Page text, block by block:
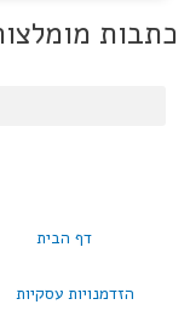
כתבות
דף הבית
הזדמנויות עסקיות